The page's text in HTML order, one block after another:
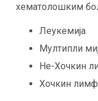
хематолошким
Леукемија
Мултипли
Не-Хочкин
Хочкин